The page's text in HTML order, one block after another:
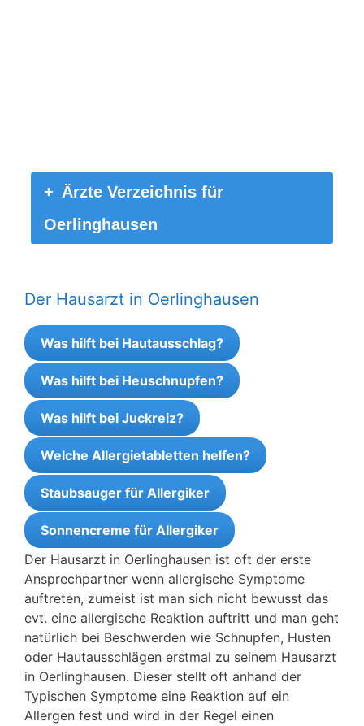
Ärzte Verzeichnis für
Oerlinghausen
Der Hausarzt in Oerlinghausen
Was hilft bei Hautausschlag?
Was hilft bei Heuschnupfen?
Was hilft bei Juckreiz?
Welche Allergietabletten helfen?
Staubsauger für Allergiker
Sonnencreme für Allergiker
Der Hausarzt in Oerlinghausen ist oft der erste
Ansprechpartner wenn allergische Symptome
auftreten, zumeist ist man sich nicht bewusst das
evt. eine allergische Reaktion auftritt und man geht
natürlich bei Beschwerden wie Schnupfen, Husten
oder Hautausschlägen erstmal zu seinem Hausarzt
in Oerlinghausen. Dieser stellt oft anhand der
Typischen Symptome eine Reaktion auf ein
Allergen fest und wird in der Regel einen